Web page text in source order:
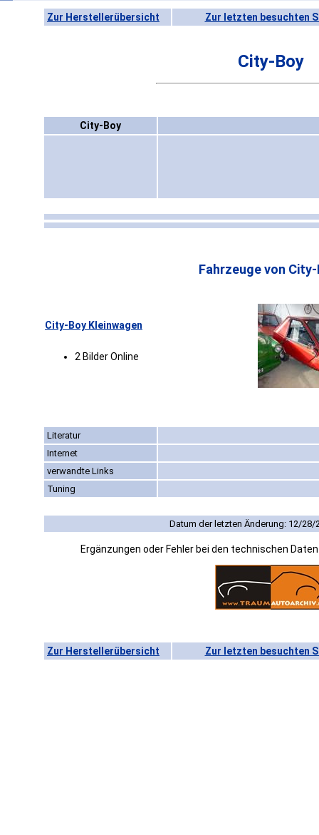
Zur Herstellerübersicht Zur letzten besuchten
City-Boy
City-Boy
Fahrzeuge von
City-Boy Kleinwagen
2 Bilder Online
Literatur
Internet
verwandte Links
Tuning
Datum der letzten Änderung: 12/28/
Ergänzungen oder Fehler bei den technischen
Zur Herstellerübersicht Zur letzten besuchten